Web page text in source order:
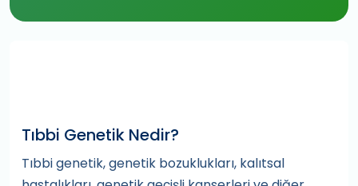
Tıbbi Genetik Nedir?
Tıbbi genetik, genetik bozuklukları, kalıtsal